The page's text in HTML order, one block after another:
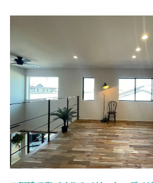
ント
家づくりと老後の安心 二階
介護や子育てを意識した二階
工夫
家づくりで失敗しない二階建
二階建てにおける動線と快適性
家づくりで変わる二階建ての
夫
快適な家づくり 二階建て動
法